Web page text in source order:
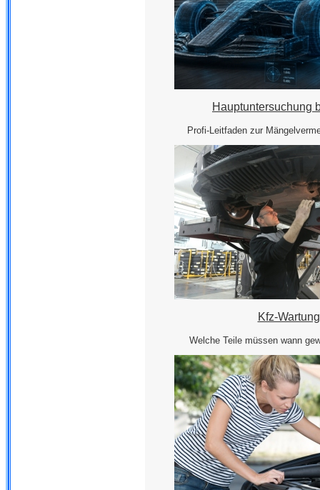
Hauptuntersuchung
Profi-Leitfaden zur
Kfz-Wartung
Welche Teile müssen wann